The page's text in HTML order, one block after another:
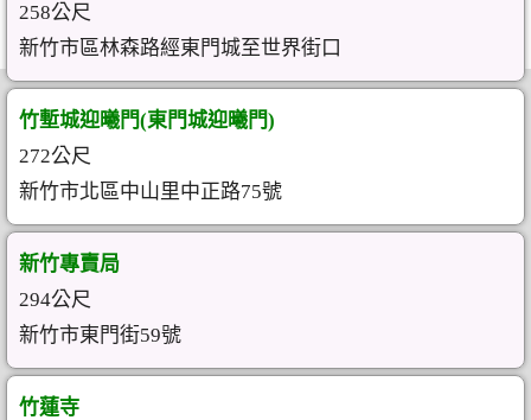
258公尺
新竹市區林森路經東門城至世界街口
竹塹城迎曦門(東門城迎曦門)
272公尺
新竹市北區中山里中正路75號
新竹專賣局
294公尺
新竹市東門街59號
竹蓮寺